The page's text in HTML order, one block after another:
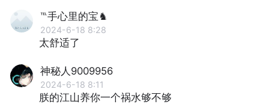
℡手心里的宝♞
2024-6-18 8:28
太舒适了
神秘人9009956
2024-6-18 8:11
朕的江⼭养你⼀个祸⽔够不够